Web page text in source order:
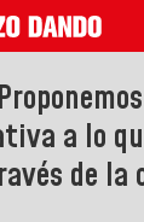
a lo
de